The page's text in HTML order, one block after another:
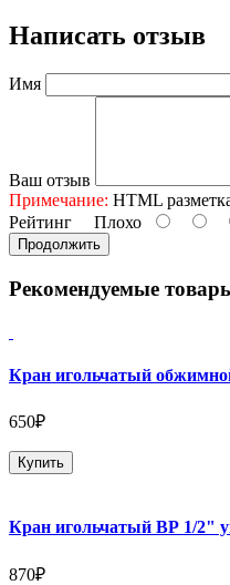
Написать отзыв
Имя
Ваш отзыв
Примечание: HTML
Рейтинг Плохо
Продолжить
Рекомендуемые
Кран игольчатый
650₽
Купить
Кран игольчатый ВР 1/2"
870₽